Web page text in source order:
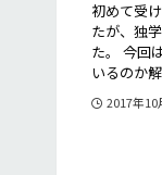
初めて受
たが、独
た。 今回
いるのか
2017年10